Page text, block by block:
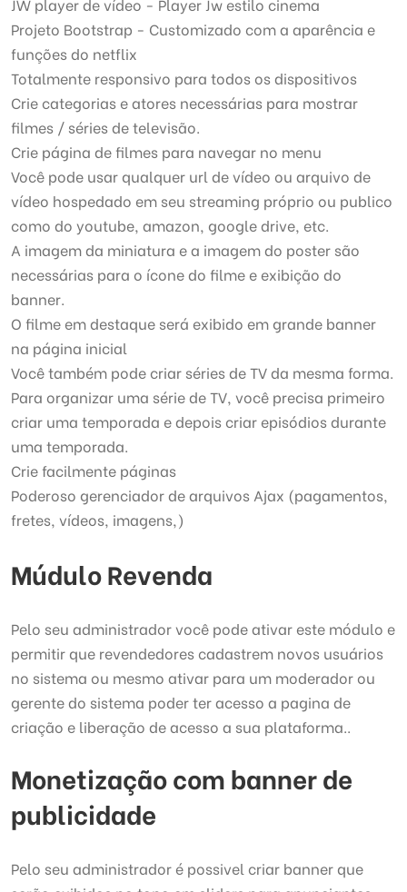
Projeto Bootstrap - Customizado com a aparência e
funções do netflix
Totalmente responsivo para todos os dispositivos
Crie categorias e atores necessárias para mostrar
filmes / séries de televisão.
Crie página de filmes para navegar no menu
Você pode usar qualquer url de vídeo ou arquivo de
vídeo hospedado em seu streaming próprio ou publico
como do youtube, amazon, google drive, etc.
A imagem da miniatura e a imagem do poster são
necessárias para o ícone do filme e exibição do
banner.
O filme em destaque será exibido em grande banner
na página inicial
Você também pode criar séries de TV da mesma forma.
Para organizar uma série de TV, você precisa primeiro
criar uma temporada e depois criar episódios durante
uma temporada.
Crie facilmente páginas
Poderoso gerenciador de arquivos Ajax (pagamentos,
fretes, ví­deos, imagens,)
Múdulo Revenda
Pelo seu administrador você pode ativar este módulo e
permitir que revendedores cadastrem novos usuários
no sistema ou mesmo ativar para um moderador ou
gerente do sistema poder ter acesso a pagina de
criação e liberação de acesso a sua plataforma..
Monetização com banner de
publicidade
Pelo seu administrador é possivel criar banner que